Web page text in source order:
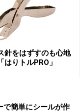
針をはずすのも心地
はりトルPRO」
で簡単にシールが作